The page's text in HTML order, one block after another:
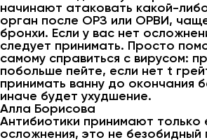
начинают атаковать какой-
орган после ОРЗ или ОРВИ,
бронхи. Если у вас нет
следует принимать. Просто
самому справиться с вирусом:
побольше пейте, если нет t
принимать ванну до окончания
иначе будет ухудшение.
Алла Борисова
Антибиотики принимают только
осложнения, это не безобидный